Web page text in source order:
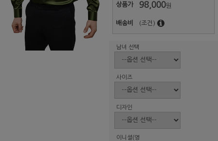
상품가 98,000원
배송비 (조건)
남녀 선택
사이즈
디자인
이니셜(영